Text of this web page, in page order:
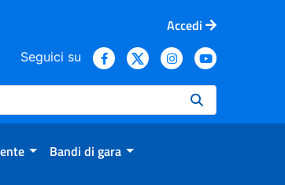
Accedi
Seguici su
Bandi di gara